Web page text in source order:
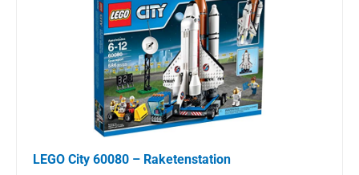
LEGO City 60080 – Raketenstation